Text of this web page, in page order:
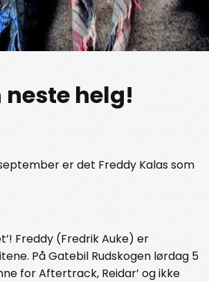
neste helg!
er det Freddy Kalas som
Freddy (Fredrik Auke) er
På Gatebil Rudskogen lørdag 5
for Aftertrack, Reidar’ og ikke